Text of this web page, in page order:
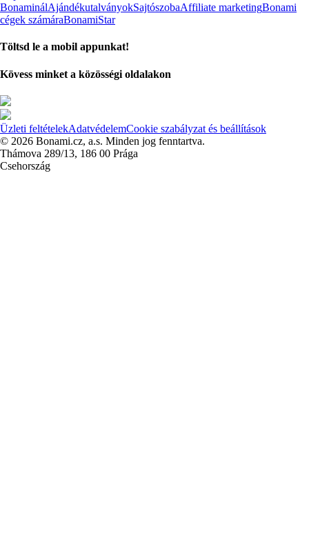
BonaminálAjándékutalványokSajtószobaAffiliate marketingBonami
cégek számáraBonamiStar
Töltsd le a mobil appunkat!
Kövess minket a közösségi oldalakon
Üzleti feltételekAdatvédelemCookie szabályzat és beállítások
© 2026 Bonami.cz, a.s. Minden jog fenntartva.
Thámova 289/13, 186 00 Prága
Csehország